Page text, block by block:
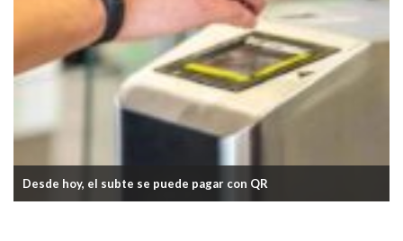
Desde hoy, el subte se puede pagar con QR